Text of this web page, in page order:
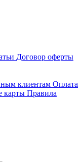
Договор оферты
клиентам Оплата
карты Правила